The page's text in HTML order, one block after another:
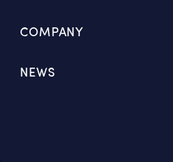
COMPANY
NEWS